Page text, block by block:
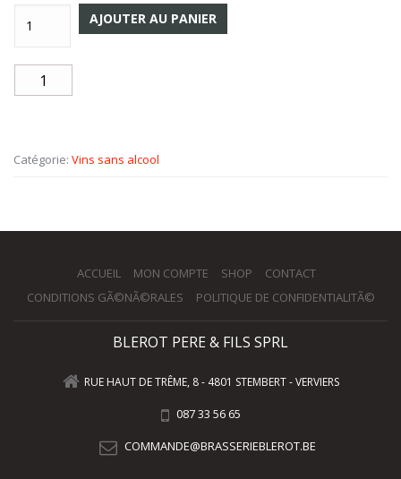
AJOUTER AU PANIER
Catégorie: Vins sans alcool
ACCUEIL MON COMPTE SHOP
CONTACT
CONDITIONS GÃ©NÃ©RALES
POLITIQUE DE CONFIDENTIALITÃ©
BLEROT PERE & FILS SPRL
RUE HAUT DE TRÊME, 8 - 4801 STEMBERT - VERVIERS
087 33 56 65
COMMANDE@BRASSERIEBLEROT.BE